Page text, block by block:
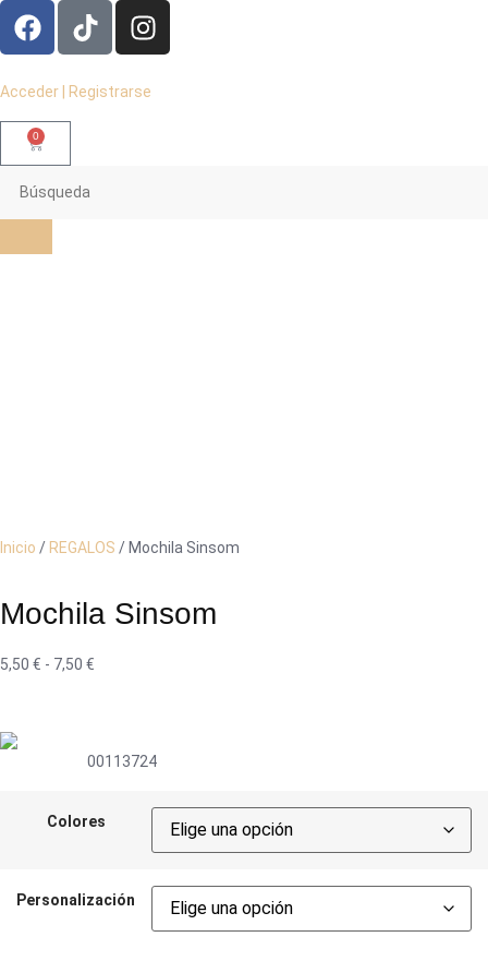
Acceder | Registrarse
0
Inicio / REGALOS / Mochila Sinsom
Mochila Sinsom
5,50 € - 7,50 €
00113724
Colores
Personalización